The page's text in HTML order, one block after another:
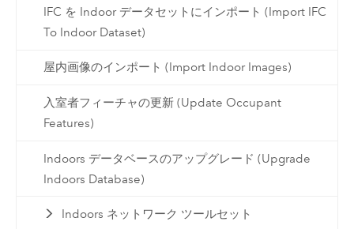
IFC を Indoor データセットにインポート (Import IFC
To Indoor Dataset)
屋内画像のインポート (Import Indoor Images)
入室者フィーチャの更新 (Update Occupant
Features)
Indoors データベースのアップグレード (Upgrade
Indoors Database)
Indoors ネットワーク ツールセット